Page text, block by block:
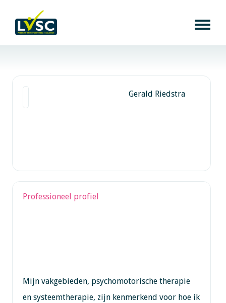
Gerald Riedstra
Professioneel profiel
Mijn vakgebieden, psychomotorische therapie
en systeemtherapie, zijn kenmerkend voor hoe ik